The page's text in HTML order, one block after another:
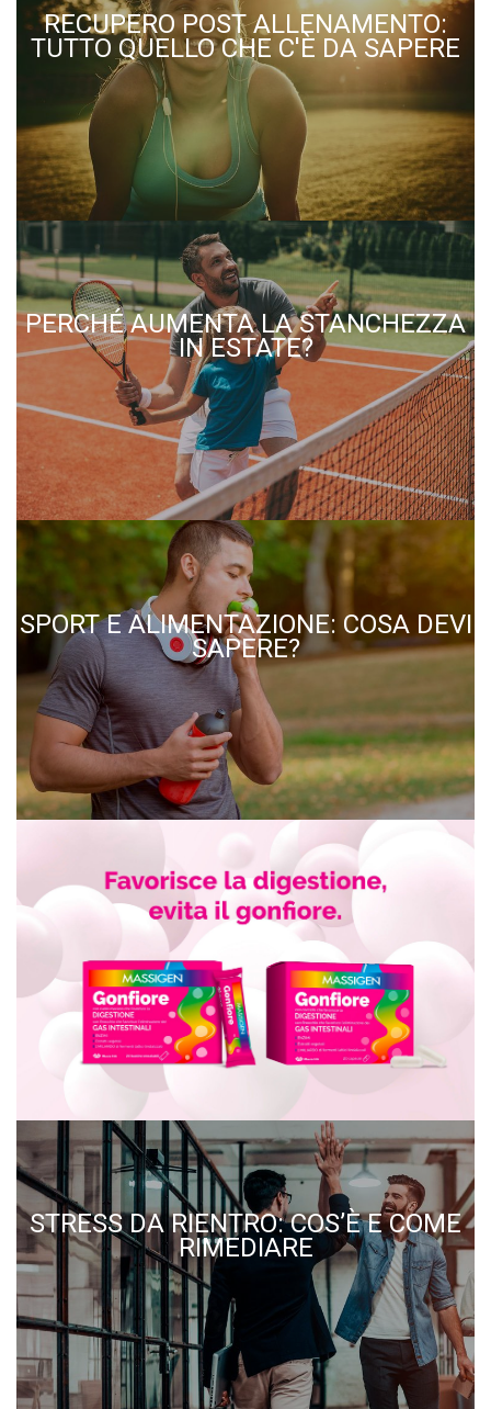
RECUPERO POST ALLENAMENTO:
TUTTO QUELLO CHE C'È DA SAPERE
PERCHÉ AUMENTA LA STANCHEZZA
IN ESTATE?
SPORT E ALIMENTAZIONE: COSA DEVI
SAPERE?
STRESS DA RIENTRO: COS’È E COME
RIMEDIARE